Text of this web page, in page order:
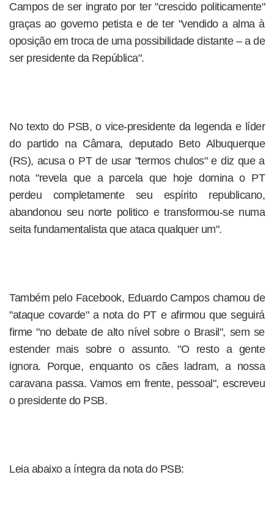
Campos de ser ingrato por ter "crescido politicamente"
graças ao governo petista e de ter "vendido a alma à
oposição em troca de uma possibilidade distante – a de
ser presidente da República".
No texto do PSB, o vice-presidente da legenda e líder
do partido na Câmara, deputado Beto Albuquerque
(RS), acusa o PT de usar "termos chulos" e diz que a
nota "revela que a parcela que hoje domina o PT
perdeu completamente seu espírito republicano,
abandonou seu norte politico e transformou-se numa
seita fundamentalista que ataca qualquer um".
Também pelo Facebook, Eduardo Campos chamou de
"ataque covarde" a nota do PT e afirmou que seguirá
firme "no debate de alto nível sobre o Brasil", sem se
estender mais sobre o assunto. "O resto a gente
ignora. Porque, enquanto os cães ladram, a nossa
caravana passa. Vamos em frente, pessoal", escreveu
o presidente do PSB.
Leia abaixo a íntegra da nota do PSB: